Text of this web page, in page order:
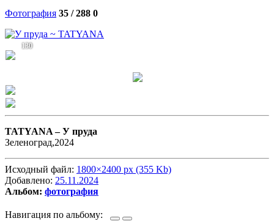
Фотография 35 / 288 0
130
TATYANA –У пруда
Зеленоград,2024
Исходный файл: 1800×2400 px (355 Kb)
Добавлено: 25.11.2024
Альбом: фотография
Навигация по альбому: